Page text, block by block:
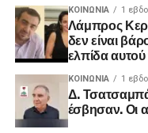
ΚΟΙΝΩΝΊΑ 1
Λάμπρος
δεν είναι
ελπίδα
ΚΟΙΝΩΝΊΑ 1
Δ.
έσβησαν. Οι